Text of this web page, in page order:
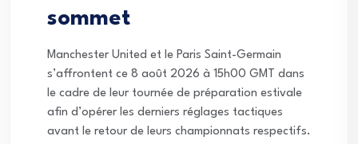
sommet
Manchester United et le Paris Saint-Germain
s’affrontent ce 8 août 2026 à 15h00 GMT dans
le cadre de leur tournée de préparation estivale
afin d’opérer les derniers réglages tactiques
avant le retour de leurs championnats respectifs.